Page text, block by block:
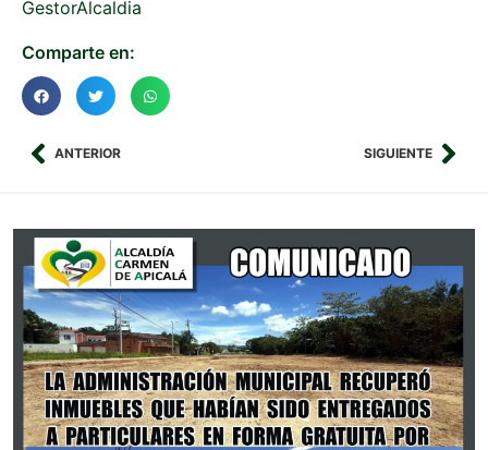
GestorAlcaldia
Comparte en:
ANTERIOR SIGUIENTE